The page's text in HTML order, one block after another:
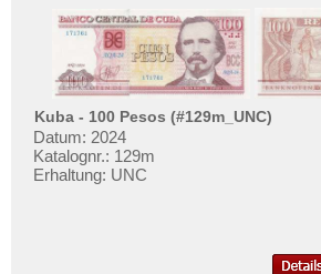
Kuba - 100 Pesos (#129m_UNC)
Datum: 2024
Katalognr.: 129m
Erhaltung: UNC